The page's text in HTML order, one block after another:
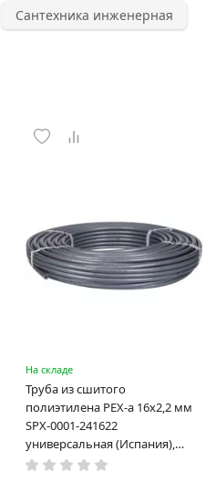
Сантехника инженерная
На складе
Труба из сшитого
полиэтилена PEX-a 16х2,2 мм
SPX-0001-241622
универсальная (Испания),
(бухта 240 м)